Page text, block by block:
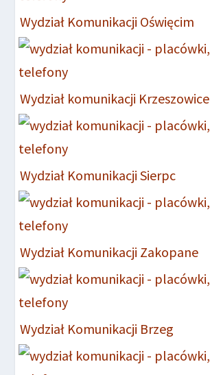
Wydział Komunikacji Oświęcim
Wydział komunikacji Krzeszowice
Wydział Komunikacji Sierpc
Wydział Komunikacji Zakopane
Wydział Komunikacji Brzeg